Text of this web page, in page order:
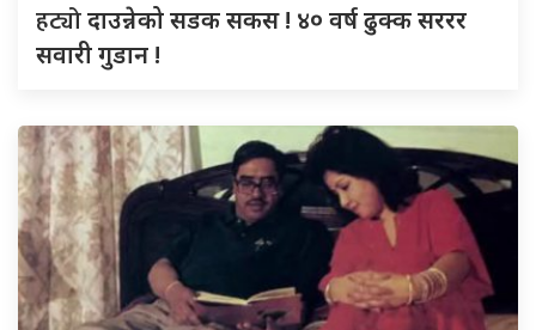
हट्योदाउन्नेको सडक सकस ! ४० वर्ष ढुक्क सररर
सवारी गुडान !